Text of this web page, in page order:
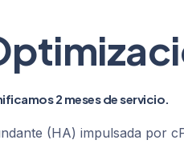
2 meses de servicio.
(HA) impulsada por